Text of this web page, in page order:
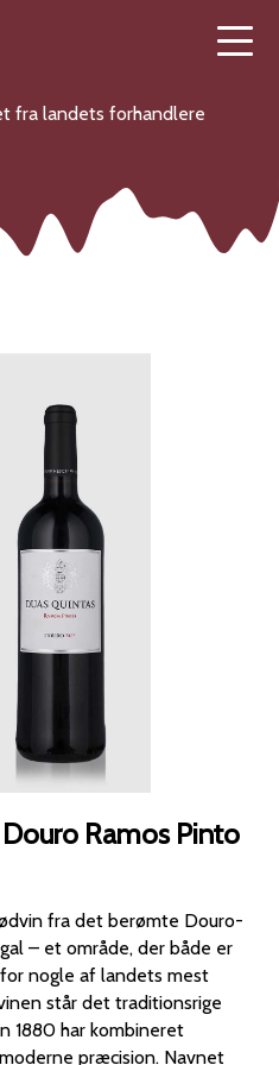
fra landets forhandlere
Ramos Pinto
fra det berømte Douro-
– et område, der både er
nogle af landets mest
1880 har kombineret
præcision. Navnet